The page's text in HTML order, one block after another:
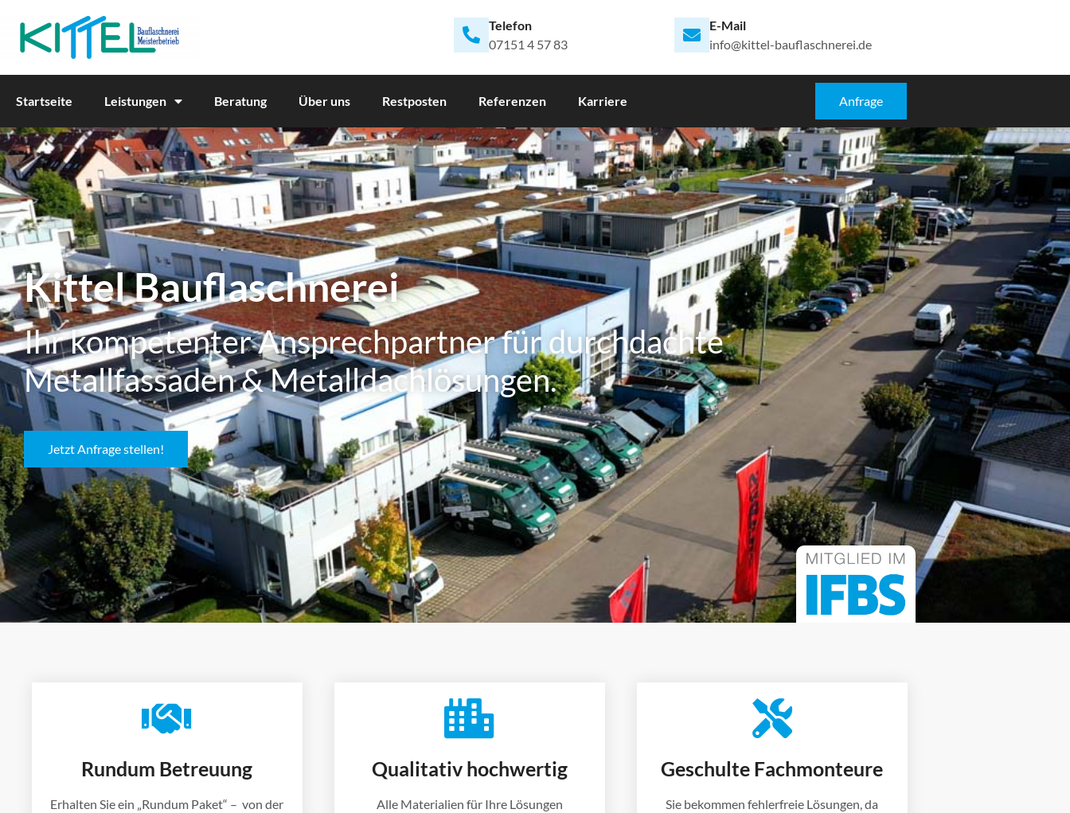
Telefon
07151 4 57 83
E-Mail
info@kittel-bauflaschnerei.de
Startseite Leistungen Beratung Über uns Restposten Referenzen Karriere Anfrage
Kittel Bauflaschnerei
Ihr kompetenter Ansprechpartner für durchdachte
Metallfassaden & Metalldachlösungen.
Jetzt Anfrage stellen!
Rundum Betreuung
Erhalten Sie ein „Rundum Paket“ – von der
Qualitativ hochwertig
Alle Materialien für Ihre Lösungen
Geschulte Fachmonteure
Sie bekommen fehlerfreie Lösungen, da